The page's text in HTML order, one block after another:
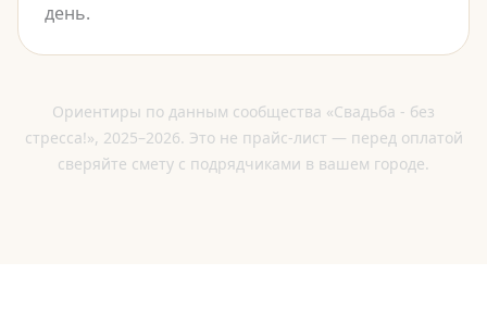
день.
Ориентиры по данным сообщества «Свадьба - без
стресса!», 2025–2026. Это не прайс-лист — перед оплатой
сверяйте смету с подрядчиками в вашем городе.